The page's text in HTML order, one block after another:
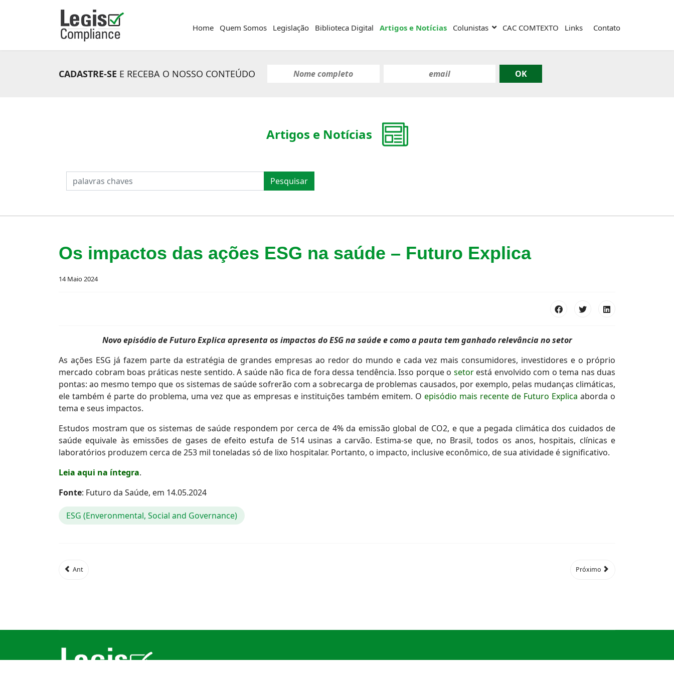
Home Quem Somos Legislação Biblioteca Digital Artigos e Notícias Colunistas CAC COMTEXTO Links Contato
CADASTRE-SE E RECEBA O NOSSO CONTEÚDO
PESQUISAR Pesquisar
Artigos e Notícias
Os impactos das ações ESG na saúde – Futuro Explica
14 Maio 2024
Novo episódio de Futuro Explica apresenta os impactos do ESG na saúde e como a pauta tem ganhado relevância no setor
As ações ESG já fazem parte da estratégia de grandes empresas ao redor do mundo e cada vez mais consumidores, investidores e o próprio
mercado cobram boas práticas neste sentido. A saúde não fica de fora dessa tendência. Isso porque o setorestá envolvido com o tema nas duas
pontas: ao mesmo tempo que os sistemas de saúde sofrerão com a sobrecarga de problemas causados, por exemplo, pelas mudanças climáticas,
ele também é parte do problema, uma vez que as empresas e instituições também emitem. O episódio mais recente de Futuro Explica aborda o
tema e seus impactos.
Estudos mostram que os sistemas de saúde respondem por cerca de 4% da emissão global de CO2, e que a pegada climática dos cuidados de
saúde equivale às emissões de gases de efeito estufa de 514 usinas a carvão. Estima-se que, no Brasil, todos os anos, hospitais, clínicas e
laboratórios produzem cerca de 253 mil toneladas só de lixo hospitalar. Portanto, o impacto, inclusive econômico, de sua atividade é significativo.
Leia aqui na íntegra.
Fonte: Futuro da Saúde, em 14.05.2024
ESG (Enveronmental, Social and Governance)
Ant Próximo